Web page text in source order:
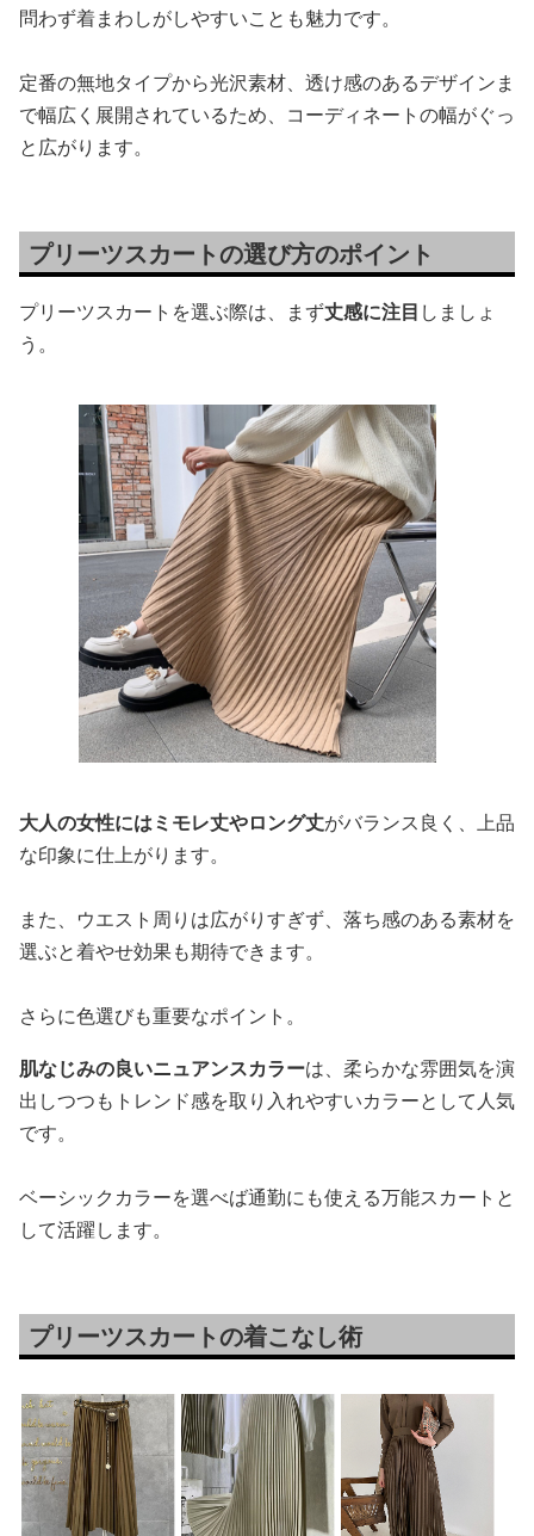
問わず着まわしがしやすいことも魅力です。
定番の無地タイプから光沢素材、透け感のあるデザインま
で幅広く展開されているため、コーディネートの幅がぐっ
と広がります。
プリーツスカートの選び方のポイント
プリーツスカートを選ぶ際は、まず丈感に注目 しましょ
う。
大人の女性にはミモレ丈やロング丈がバランス良く、上品
な印象に仕上がります。
また、ウエスト周りは広がりすぎず、落ち感のある素材を
選ぶと着やせ効果も期待できます。
さらに色選びも重要なポイント。
肌なじみの良いニュアンスカラーは、柔らかな雰囲気を演
出しつつもトレンド感を取り入れやすいカラーとして人気
です。
ベーシックカラーを選べば通勤にも使える万能スカートと
して活躍します。
プリーツスカートの着こなし術